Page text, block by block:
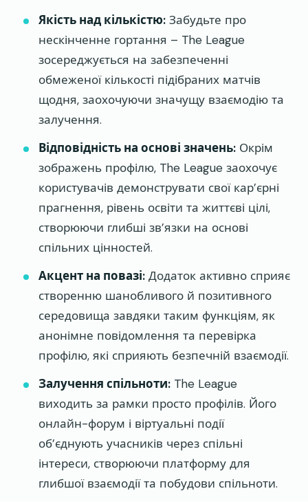
Якість над кількістю: Забудьте про
нескінченне гортання – The League
зосереджується на забезпеченні
обмеженої кількості підібраних матчів
щодня, заохочуючи значущу взаємодію та
залучення.
Відповідність на основі значень: Окрім
зображень профілю, The League заохочує
користувачів демонструвати свої кар’єрні
прагнення, рівень освіти та життєві цілі,
створюючи глибші зв’язки на основі
спільних цінностей.
Акцент на повазі: Додаток активно сприяє
створенню шанобливого й позитивного
середовища завдяки таким функціям, як
анонімне повідомлення та перевірка
профілю, які сприяють безпечній взаємодії.
Залучення спільноти: The League
виходить за рамки просто профілів. Його
онлайн-форум і віртуальні події
об’єднують учасників через спільні
інтереси, створюючи платформу для
глибшої взаємодії та побудови спільноти.